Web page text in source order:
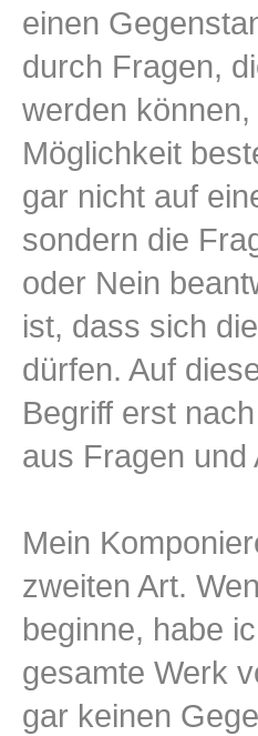
einen
durch Fragen,
werden
Möglichkeit
gar nicht auf
sondern die
oder Nein
ist, dass sich
dürfen. Auf
Begriff erst
aus Fragen und
Mein
zweiten Art.
beginne, habe
gesamte Werk
gar keinen